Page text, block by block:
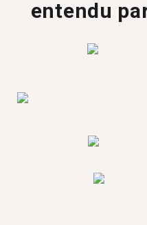
entendu